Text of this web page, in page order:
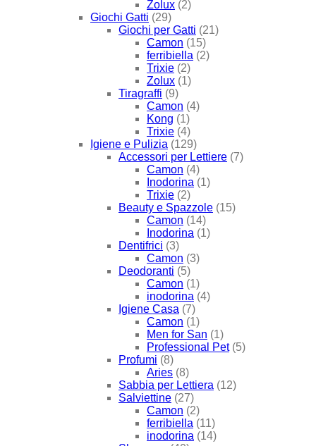
Zolux (2)
Giochi Gatti (29)
Giochi per Gatti (21)
Camon (15)
ferribiella (2)
Trixie (2)
Zolux (1)
Tiragraffi (9)
Camon (4)
Kong (1)
Trixie (4)
Igiene e Pulizia (129)
Accessori per Lettiere (7)
Camon (4)
Inodorina (1)
Trixie (2)
Beauty e Spazzole (15)
Camon (14)
Inodorina (1)
Dentifrici (3)
Camon (3)
Deodoranti (5)
Camon (1)
inodorina (4)
Igiene Casa (7)
Camon (1)
Men for San (1)
Professional Pet (5)
Profumi (8)
Aries (8)
Sabbia per Lettiera (12)
Salviettine (27)
Camon (2)
ferribiella (11)
inodorina (14)